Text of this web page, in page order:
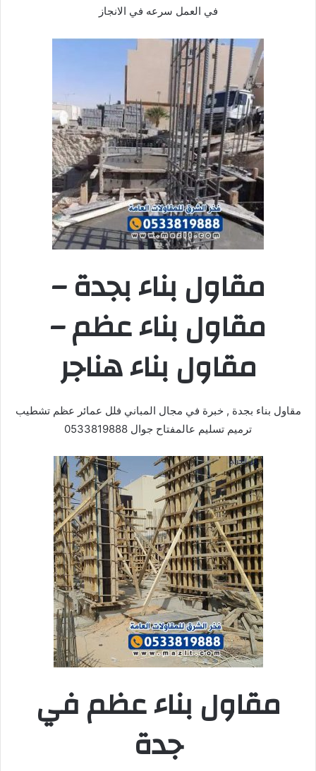
في العمل سرعه في الانجاز
مقاول بناء بجدة –
مقاول بناء عظم –
مقاول بناء هناجر
مقاول بناء بجدة , خبرة في مجال المباني فلل عمائر عظم تشطيب
ترميم تسليم عالمفتاح جوال 0533819888
مقاول بناء عظم في
جدة